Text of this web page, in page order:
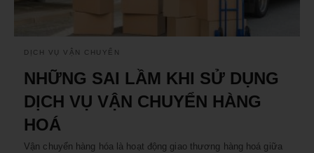
DỊCH VỤ VẬN CHUYỂN
NHỮNG SAI LẦM KHI SỬ DỤNG
DỊCH VỤ VẬN CHUYỂN HÀNG
HOÁ
Vận chuyển hàng hóa là hoạt động giao thương hàng hoá giữa